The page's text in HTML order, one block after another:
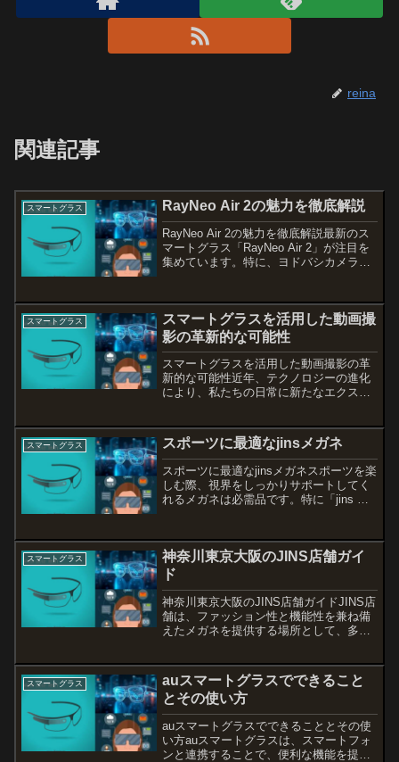
reina
関連記事
スマートグラス RayNeo Air 2の魅力を徹底解説
RayNeo Air 2の魅力を徹底解説最新のス
マートグラス「RayNeo Air 2」が注目を
集めています。特に、ヨドバシカメラで
な購入方法や、RayNeo Air ...
スマートグラス
スマートグラスを活用した動画撮
影の革新的な可能性
スマートグラスを活用した動画撮影の革
新的な可能性近年、テクノロジーの進化
により、私たちの日常に新たなエクスペ
グラスを使った動画撮影です。スマート
グラスは従来のカメラやウ...
スマートグラス スポーツに最適なjinsメガネ
スポーツに最適なjinsメガネスポーツを楽
しむ際、視界をしっかりサポートしてく
れるメガネは必需品です。特に「jins ス
から支持されています。度付きレンズの
選択肢も豊富...
スマートグラス
神奈川東京大阪のJINS店舗ガイ
ド
神奈川東京大阪のJINS店舗ガイドJINS店
舗は、ファッション性と機能性を兼ね備
えたメガネを提供する場所として、多く
た魅力的な店舗があります。このブログ
では、各店舗の特...
スマートグラス
auスマートグラスでできること
とその使い方
auスマートグラスでできることとその使
い方auスマートグラスは、スマートフォ
ンと連携することで、便利な機能を提供